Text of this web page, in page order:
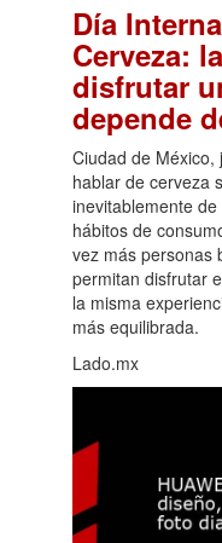
Día
Cerveza:
disfrutar
depende
Ciudad de
hablar de cerveza
inevitablemente
hábitos de
vez más personas
permitan disfrutar
la misma
más equilibrada.
Lado.mx